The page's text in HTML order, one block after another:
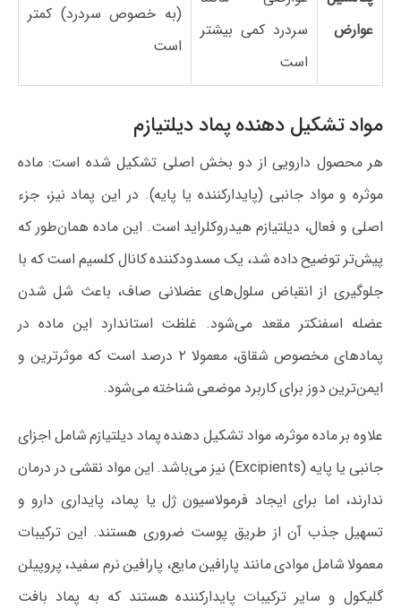
عوارض
سردرد کمی بیشتر
است
(به خصوص سردرد) کمتر
است
مواد تشکیل دهنده پماد دیلتیازم
هر محصول دارویی از دو بخش اصلی تشکیل شده است: ماده
موثره و مواد جانبی (پایدارکننده یا پایه). در این پماد نیز، جزء
اصلی و فعال، دیلتیازم هیدروکلراید است. این ماده همان‌طور که
پیش‌تر توضیح داده شد، یک مسدودکننده کانال کلسیم است که با
جلوگیری از انقباض سلول‌های عضلانی صاف، باعث شل شدن
عضله اسفنکتر مقعد می‌شود. غلظت استاندارد این ماده در
پمادهای مخصوص شقاق، معمولا ۲ درصد است که موثرترین و
ایمن‌ترین دوز برای کاربرد موضعی شناخته می‌شود.
علاوه بر ماده موثره، مواد تشکیل دهنده پماد دیلتیازم شامل اجزای
جانبی یا پایه (Excipients) نیز می‌باشد. این مواد نقشی در درمان
ندارند، اما برای ایجاد فرمولاسیون ژل یا پماد، پایداری دارو و
تسهیل جذب آن از طریق پوست ضروری هستند. این ترکیبات
معمولا شامل موادی مانند پارافین مایع، پارافین نرم سفید، پروپیلن
گلیکول و سایر ترکیبات پایدارکننده هستند که به پماد بافت